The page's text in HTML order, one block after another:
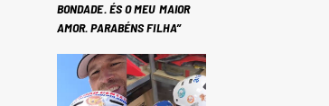
BONDADE. ÉS O MEU MAIOR
AMOR. PARABÉNS FILHA”